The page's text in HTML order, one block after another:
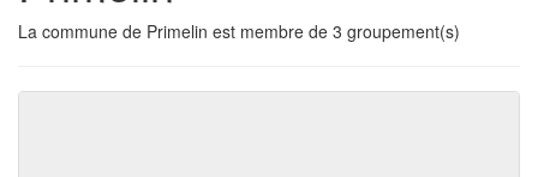
La commune de Primelin est membre de 3 groupement(s)